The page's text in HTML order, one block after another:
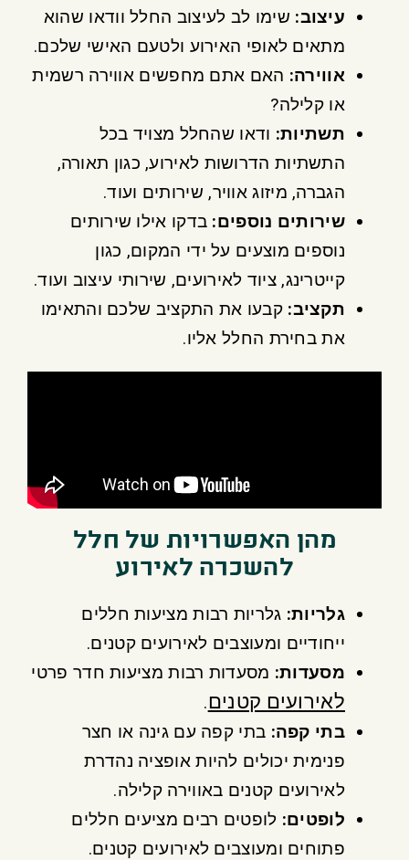
עיצוב: שימו לב לעיצוב החלל וודאו שהוא
מתאים לאופי האירוע ולטעם האישי שלכם.
אווירה: האם אתם מחפשים אווירה רשמית
או קלילה?
תשתיות: ודאו שהחלל מצויד בכל
התשתיות הדרושות לאירוע, כגון תאורה,
הגברה, מיזוג אוויר, שירותים ועוד.
שירותים נוספים: בדקו אילו שירותים
נוספים מוצעים על ידי המקום, כגון
קייטרינג, ציוד לאירועים, שירותי עיצוב ועוד.
תקציב:קבעו את התקציב שלכם והתאימו
את בחירת החלל אליו.
מהן האפשרויות של חלל
להשכרה לאירוע
גלריות: גלריות רבות מציעות חללים
ייחודיים ומעוצבים לאירועים קטנים.
מסעדות: מסעדות רבות מציעות חדר פרטי
לאירועים קטנים.
בתי קפה: בתי קפה עם גינה או חצר
פנימית יכולים להיות אופציה נהדרת
לאירועים קטנים באווירה קלילה.
לופטים: לופטים רבים מציעים חללים
פתוחים ומעוצבים לאירועים קטנים.